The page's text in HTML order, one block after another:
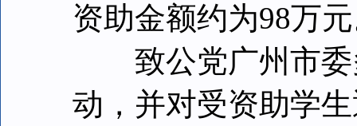
资助金额约为98万
致公党广州市委
动，并对受资助学